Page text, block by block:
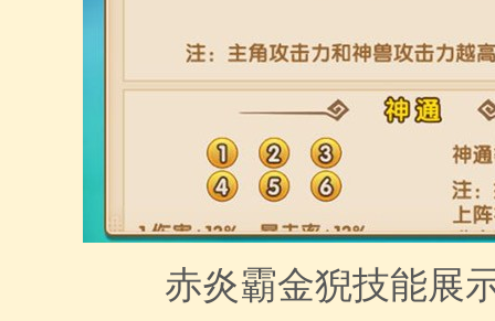
赤炎霸金猊技能展